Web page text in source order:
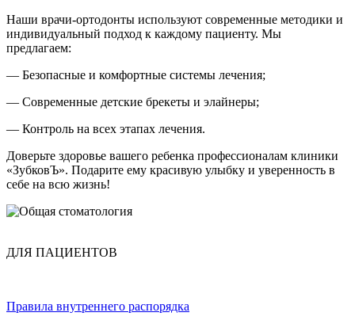
Наши врачи-ортодонты используют современные методики и
индивидуальный подход к каждому пациенту. Мы
предлагаем:
— Безопасные и комфортные системы лечения;
— Современные детские брекеты и элайнеры;
— Контроль на всех этапах лечения.
Доверьте здоровье вашего ребенка профессионалам клиники
«ЗубковЪ». Подарите ему красивую улыбку и уверенность в
себе на всю жизнь!
ДЛЯ ПАЦИЕНТОВ
Правила внутреннего распорядка